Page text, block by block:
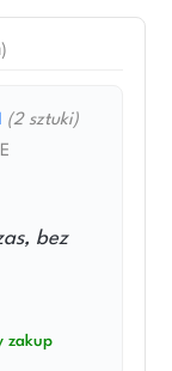
(2 sztuki)
bez
zakup